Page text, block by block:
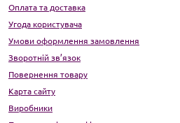
Оплата та доставка
Угода користувача
Умови оформлення замовлення
Зворотній зв’язок
Повернення товару
Карта сайту
Виробники